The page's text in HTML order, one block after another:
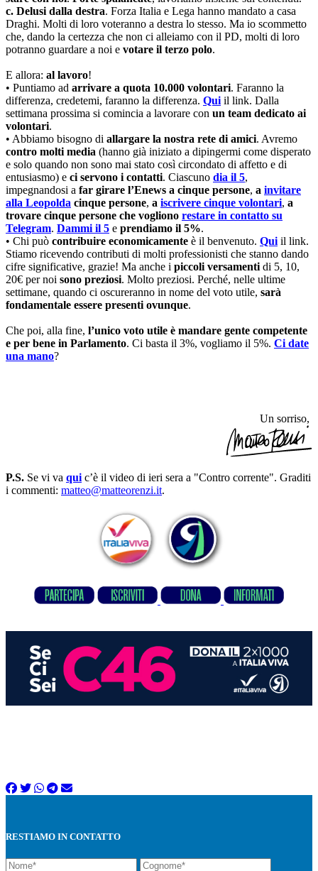
c. Delusi dalla destra. Forza Italia e Lega hanno mandato a casa
Draghi. Molti di loro voteranno a destra lo stesso. Ma io scommetto
che, dando la certezza che non ci alleiamo con il PD, molti di loro
potranno guardare a noi e votare il terzo polo.
E allora: al lavoro!
• Puntiamo ad arrivare a quota 10.000 volontari. Faranno la
differenza, credetemi, faranno la differenza. Qui il link. Dalla
settimana prossima si comincia a lavorare con un team dedicato ai
volontari.
• Abbiamo bisogno di allargare la nostra rete di amici. Avremo
contro molti media (hanno già iniziato a dipingermi come disperato
e solo quando non sono mai stato così circondato di affetto e di
entusiasmo) e ci servono i contatti. Ciascuno dia il 5,
impegnandosi a far girare l’Enews a cinque persone, a invitare
alla Leopolda cinque persone, a iscrivere cinque volontari, a
trovare cinque persone che vogliono restare in contatto su
Telegram. Dammi il 5 e prendiamo il 5%.
• Chi può contribuire economicamente è il benvenuto. Qui il link.
Stiamo ricevendo contributi di molti professionisti che stanno dando
cifre significative, grazie! Ma anche i piccoli versamenti di 5, 10,
20€ per noi sono preziosi. Molto preziosi. Perché, nelle ultime
settimane, quando ci oscureranno in nome del voto utile, sarà
fondamentale essere presenti ovunque.
Che poi, alla fine, l’unico voto utile è mandare gente competente
e per bene in Parlamento. Ci basta il 3%, vogliamo il 5%. Ci date
una mano?
Un sorriso,
P.S. Se vi va qui c’è il video di ieri sera a "Contro corrente". Graditi
i commenti: matteo@matteorenzi.it.
RESTIAMO IN CONTATTO